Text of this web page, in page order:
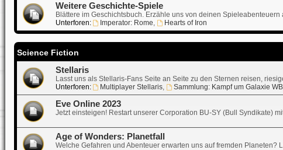
Weitere Geschichte-Spiele
Blättere im Geschichtsbuch. Erzähle uns von deinen
Unterforen:
Imperator: Rome, Hearts of Iron
Science Fiction
Stellaris
Lasst uns als Stellaris-Fans Seite an Seite zu den Sternen reisen,
Unterforen:
Multiplayer Stellaris, Sammlung: Kampf um Galaxie
Eve Online 2023
Jetzt einsteigen! Restart unserer Corporation BU-SY (Bull Syndikate)
Age of Wonders: Planetfall
Welche Gefahren und Abenteuer erwarten uns auf fremden